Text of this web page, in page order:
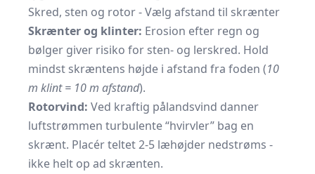
Skred, sten og rotor - Vælg afstand til skrænter
Skrænter og klinter: Erosion efter regn og
bølger giver risiko for sten- og ler­skred. Hold
mindst skræntens højde i afstand fra foden (10
m klint = 10 m afstand).
Rotorvind: Ved kraftig pålandsvind danner
luftstrømmen turbulente “hvirvler” bag en
skrænt. Placér teltet 2-5 læhøjder nedstrøms -
ikke helt op ad skrænten.